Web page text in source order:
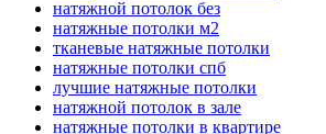
натяжной потолок без
натяжные потолки м2
тканевые натяжные потолки
натяжные потолки спб
лучшие натяжные потолки
натяжной потолок в зале
натяжные потолки в квартире